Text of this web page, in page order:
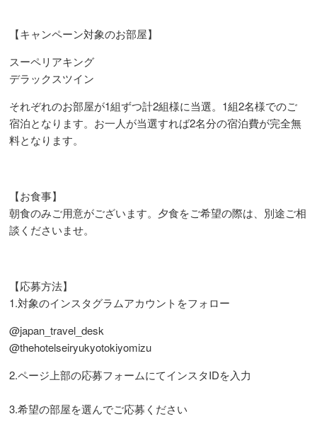
【キャンペーン対象のお部屋】
スーペリアキング
デラックスツイン
それぞれのお部屋が1組ずつ計2組様に当選。1組2名様でのご
宿泊となります。お一人が当選すれば2名分の宿泊費が完全無
料となります。
【お食事】
朝食のみご用意がございます。夕食をご希望の際は、別途ご相
談くださいませ。
【応募方法】
1.対象のインスタグラムアカウントをフォロー
@japan_travel_desk
@thehotelseiryukyotokiyomizu
2.ページ上部の応募フォームにてインスタIDを入力
3.希望の部屋を選んでご応募ください